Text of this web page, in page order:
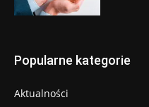
Popularne kategorie
Aktualności